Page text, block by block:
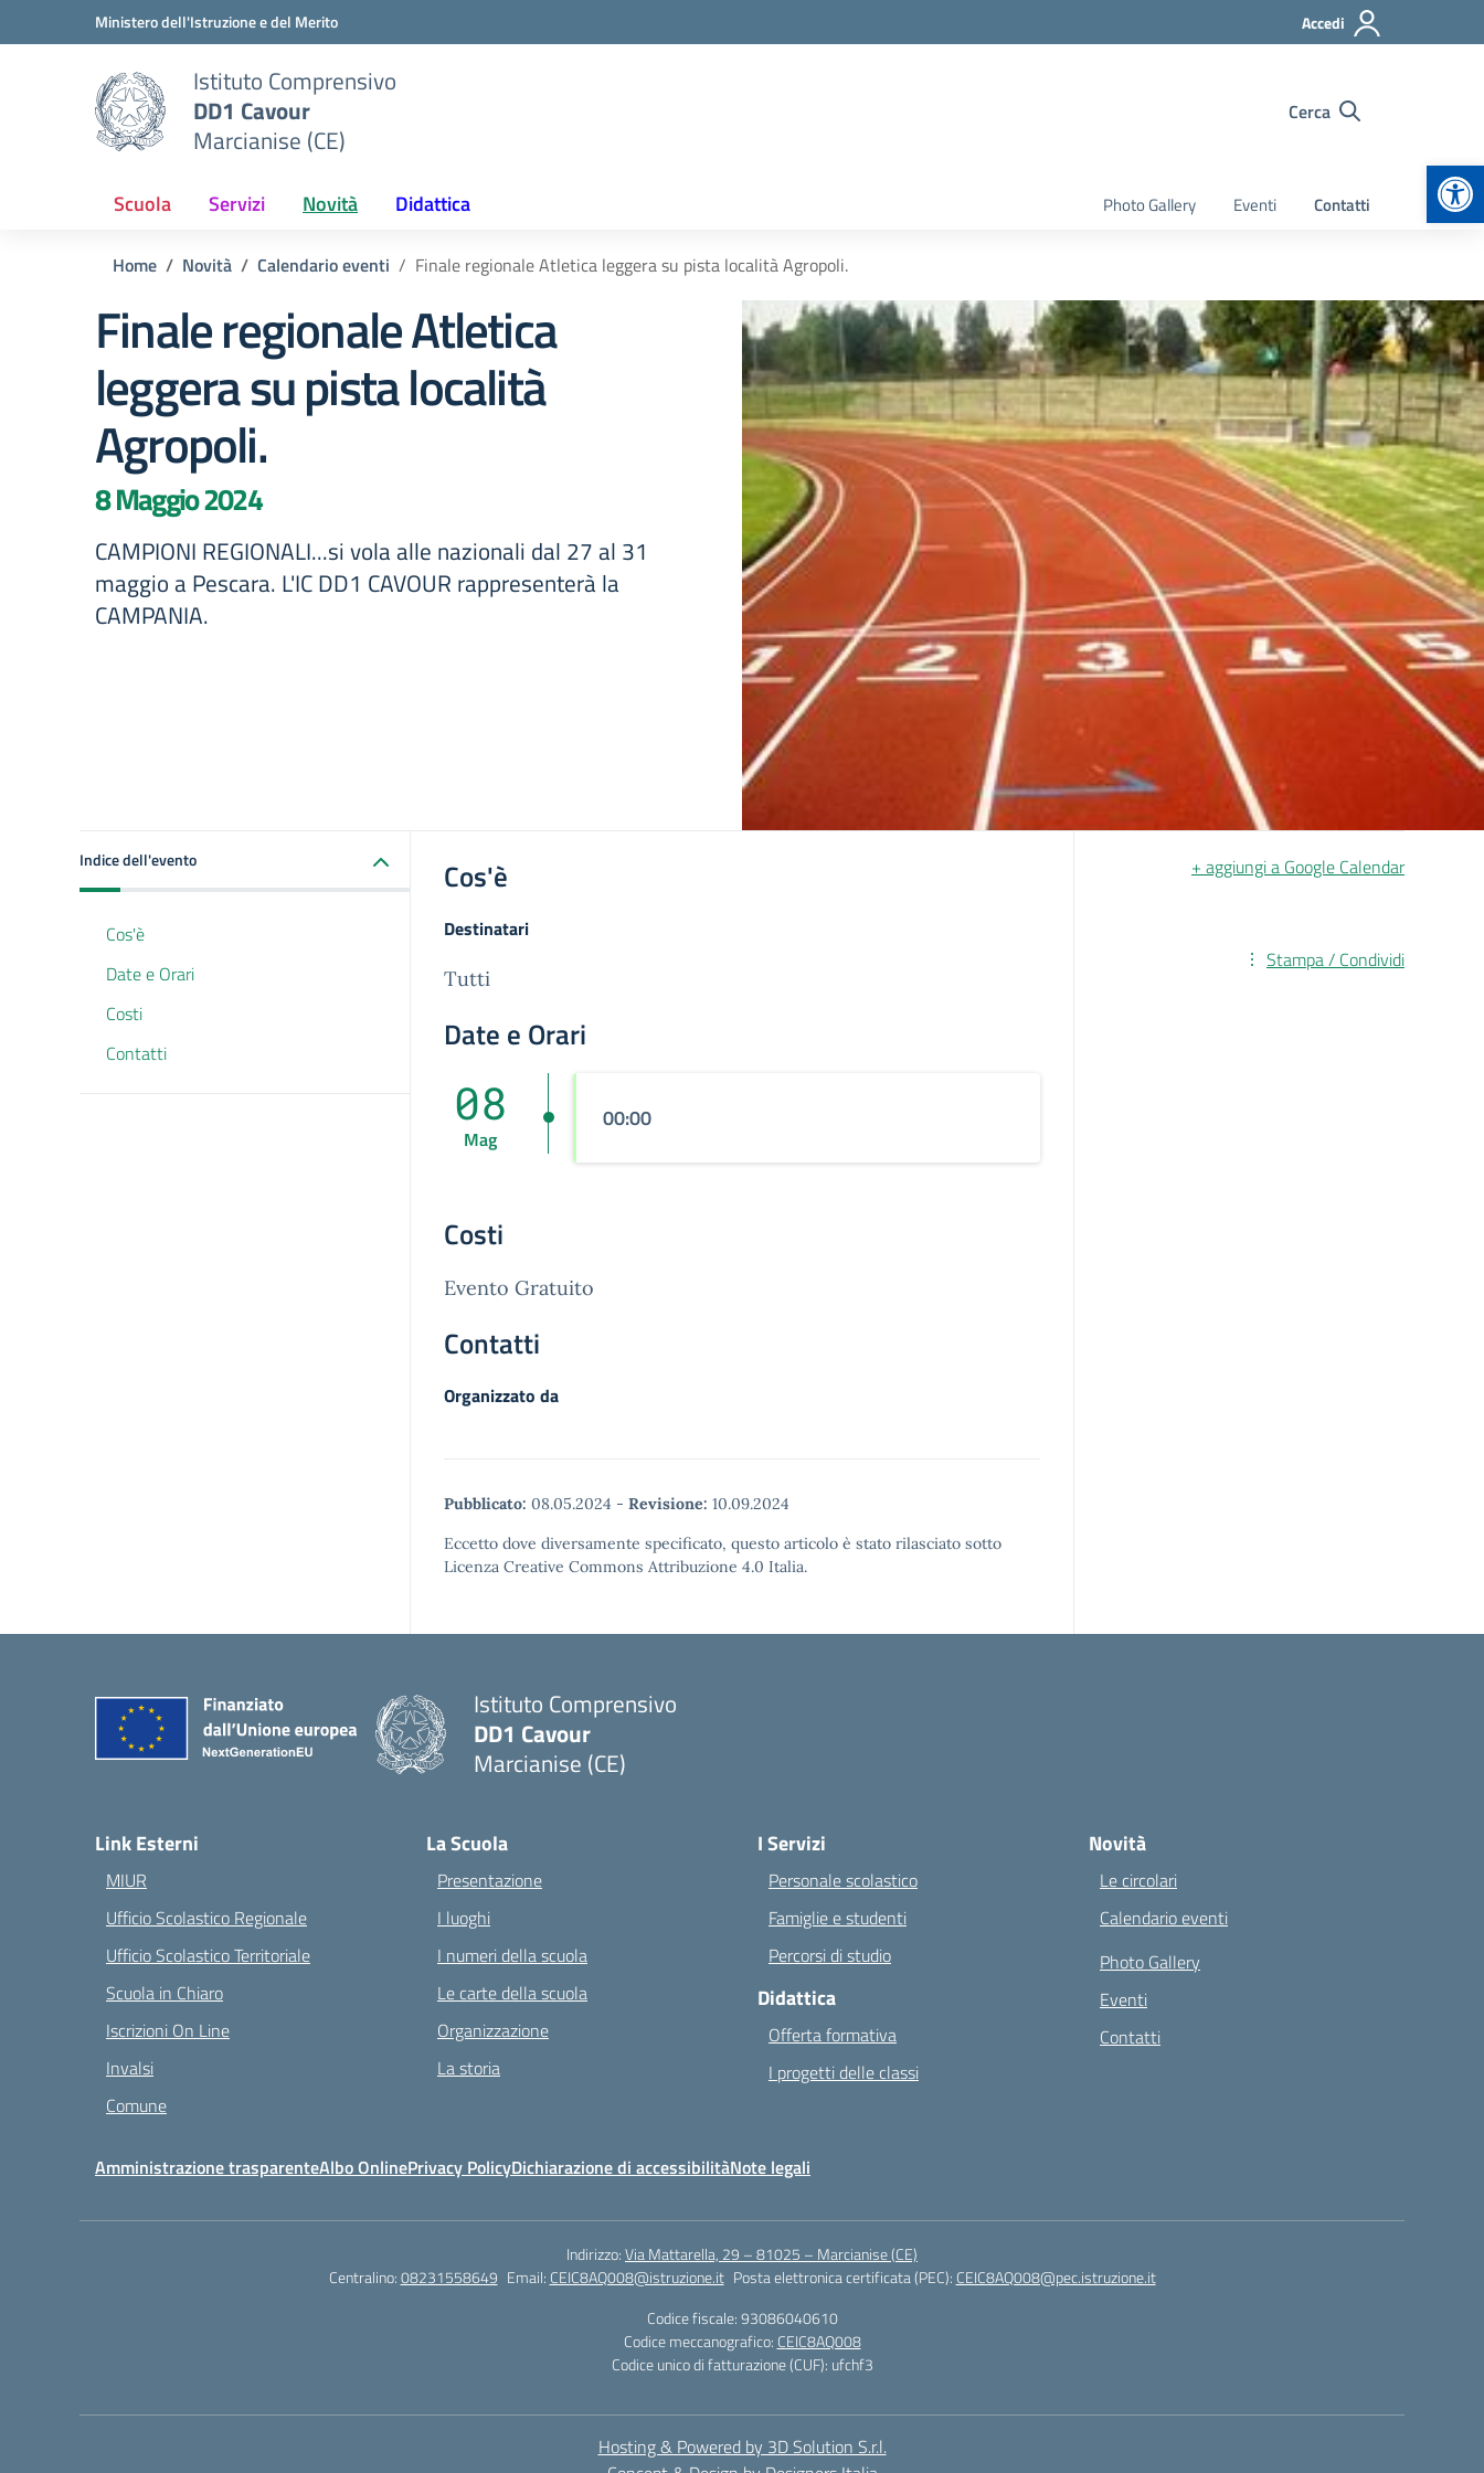
Vai ai contenuti
Vai al menu di navigazioneMinistero dell'Istruzione e del Merito Accedi
Istituto Comprensivo
DD1 Cavour
Marcianise (CE)
Cerca
Scuola Servizi Novità Didattica Photo Gallery Eventi Contatti
Home Novità Calendario eventi Finale regionale Atletica leggera su pista località Agropoli.
Finale regionale Atletica
leggera su pista località
Agropoli.
8 Maggio 2024
CAMPIONI REGIONALI...si vola alle nazionali dal 27 al 31
maggio a Pescara. L'IC DD1 CAVOUR rappresenterà la
CAMPANIA.
Indice dell'evento
Cos'è
Date e Orari
Costi
Contatti
Cos'è
Destinatari
Tutti
Date e Orari
08
Mag
00:00
Costi
Evento Gratuito
Contatti
Organizzato da
Pubblicato: 08.05.2024 - Revisione: 10.09.2024
Eccetto dove diversamente specificato, questo articolo è stato rilasciato sotto
Licenza Creative Commons Attribuzione 4.0 Italia.
+ aggiungi a Google Calendar
Stampa / Condividi
Istituto Comprensivo
DD1 Cavour
Marcianise (CE)
Link Esterni
MIUR
Ufficio Scolastico Regionale
Ufficio Scolastico Territoriale
Scuola in Chiaro
Iscrizioni On Line
Invalsi
Comune
La Scuola
Presentazione
I luoghi
I numeri della scuola
Le carte della scuola
Organizzazione
La storia
I Servizi
Personale scolastico
Famiglie e studenti
Percorsi di studio
Didattica
Offerta formativa
I progetti delle classi
Novità
Le circolari
Calendario eventi
Photo Gallery
Eventi
Contatti
Amministrazione trasparenteAlbo OnlinePrivacy PolicyDichiarazione di accessibilitàNote legali
Indirizzo:Via Mattarella, 29 – 81025 – Marcianise (CE)
Centralino:08231558649 Email: CEIC8AQ008@istruzione.it Posta elettronica certificata (PEC): CEIC8AQ008@pec.istruzione.it
Codice fiscale: 93086040610
Codice meccanografico: CEIC8AQ008
Codice unico di fatturazione (CUF): ufchf3
Hosting & Powered by 3D Solution S.r.l.